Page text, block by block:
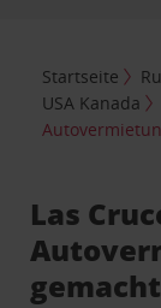
Startseite
USA Kanada
Las
gemacht